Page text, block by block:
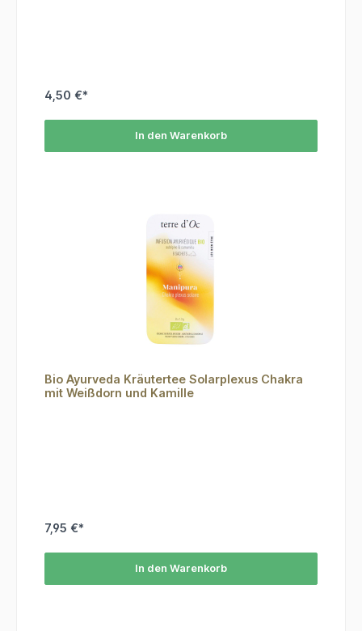
4,50 €*
In den Warenkorb
Bio Ayurveda Kräutertee Solarplexus Chakra
mit Weißdorn und Kamille
7,95 €*
In den Warenkorb